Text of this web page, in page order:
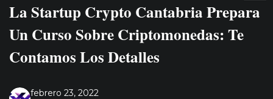
La Startup Crypto Cantabria Prepara
Un Curso Sobre Criptomonedas: Te
Contamos Los Detalles
febrero 23, 2022